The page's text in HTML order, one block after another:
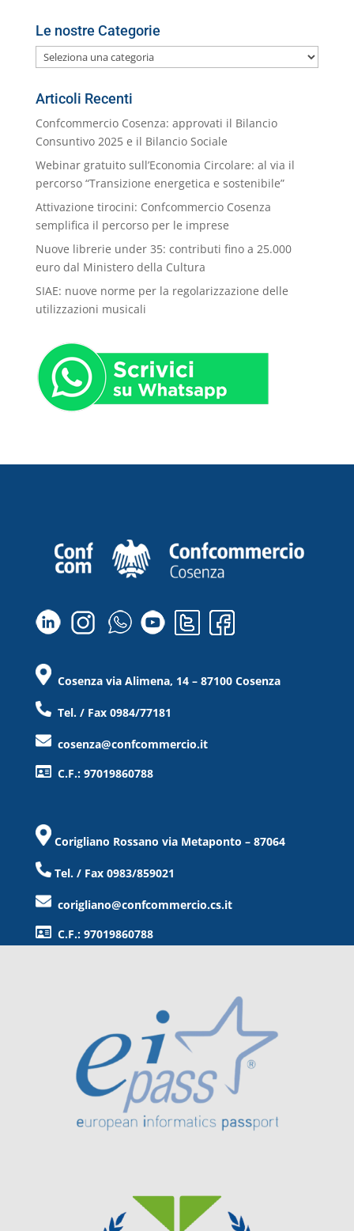
Le nostre Categorie
Le
nostre
Categorie
Articoli Recenti
Confcommercio Cosenza: approvati il Bilancio
Consuntivo 2025 e il Bilancio Sociale
Webinar gratuito sull’Economia Circolare: al via il
percorso “Transizione energetica e sostenibile”
Attivazione tirocini: Confcommercio Cosenza
semplifica il percorso per le imprese
Nuove librerie under 35: contributi fino a 25.000
euro dal Ministero della Cultura
SIAE: nuove norme per la regolarizzazione delle
utilizzazioni musicali
Cosenza via Alimena, 14 – 87100 Cosenza
Tel. / Fax 0984/77181
cosenza@confcommercio.it
C.F.: 97019860788
Corigliano Rossano via Metaponto – 87064
Tel. / Fax 0983/859021
corigliano@confcommercio.cs.it
C.F.: 97019860788